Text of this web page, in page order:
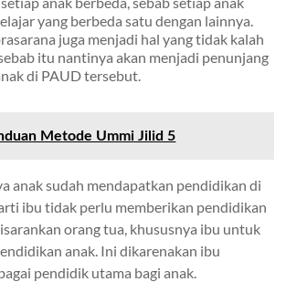
yang berbeda satu dengan lainnya.
juga menjadi hal yang tidak kalah
itu nantinya akan menjadi penunjang
di PAUD tersebut.
Metode Ummi Jilid 5
anak sudah mendapatkan pendidikan di
ibu tidak perlu memberikan pendidikan
orang tua, khususnya ibu untuk
anak. Ini dikarenakan ibu
pendidik utama bagi anak.